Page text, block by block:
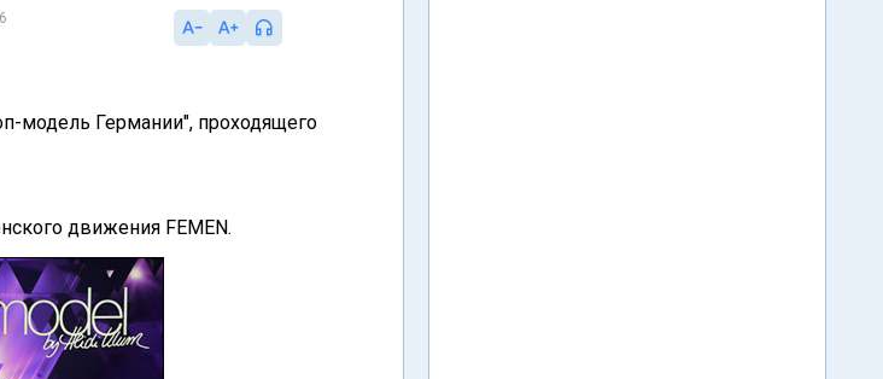
модель Германии", проходящего
движения FEMEN.